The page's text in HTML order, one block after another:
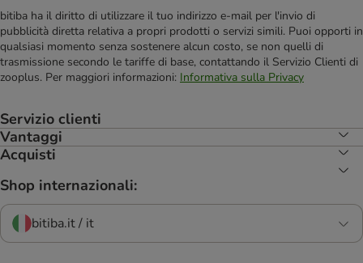
bitiba ha il diritto di utilizzare il tuo indirizzo e-mail per l'invio di
pubblicità diretta relativa a propri prodotti o servizi simili. Puoi opporti in
qualsiasi momento senza sostenere alcun costo, se non quelli di
trasmissione secondo le tariffe di base, contattando il Servizio Clienti di
zooplus. Per maggiori informazioni: Informativa sulla Privacy
Servizio clienti
Vantaggi
Acquisti
Shop internazionali:
bitiba.it / it